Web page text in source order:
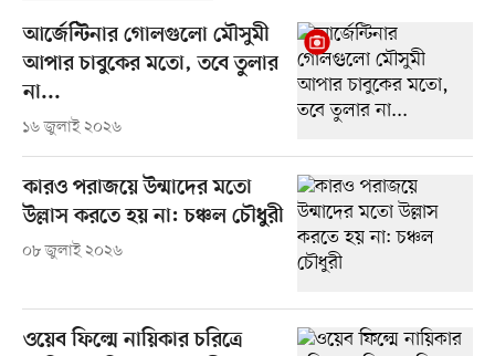
আর্জেন্টিনার গোলগুলো মৌসুমী
আপার চাবুকের মতো, তবে তুলার
না...
১৬ জুলাই ২০২৬
কারও পরাজয়ে উন্মাদের মতো
উল্লাস করতে হয় না: চঞ্চল চৌধুরী
০৮ জুলাই ২০২৬
ওয়েব ফিল্মে নায়িকার চরিত্রে